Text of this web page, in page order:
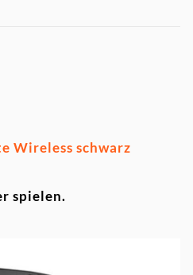
Wireless schwarz
spielen.